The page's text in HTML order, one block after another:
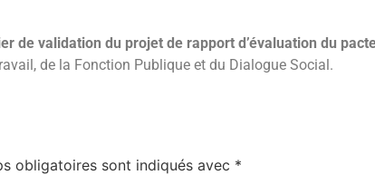
de validation du projet de rapport d’évaluation du
de la Fonction Publique et du Dialogue Social.
obligatoires sont indiqués avec *